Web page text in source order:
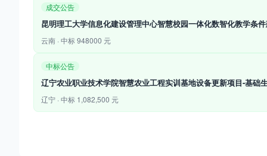
成交公告
昆明理工大学信息化建设管理中心智慧校园一体化数智化教学条
云南 · 中标 948000 元
中标公告
辽宁农业职业技术学院智慧农业工程实训基地设备更新项目-基础
辽宁 · 中标 1,082,500 元